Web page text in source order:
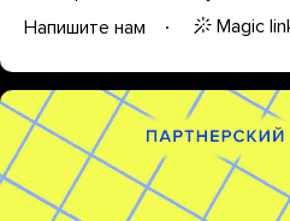
Напишите нам
Magic